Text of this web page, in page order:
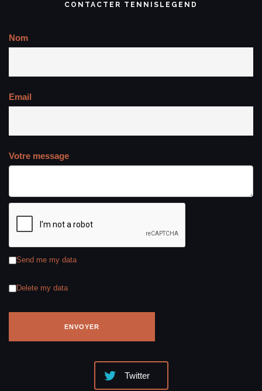
CONTACTER TENNISLEGEND
Nom
Email
Votre message
Send me my data
Delete my data
Twitter